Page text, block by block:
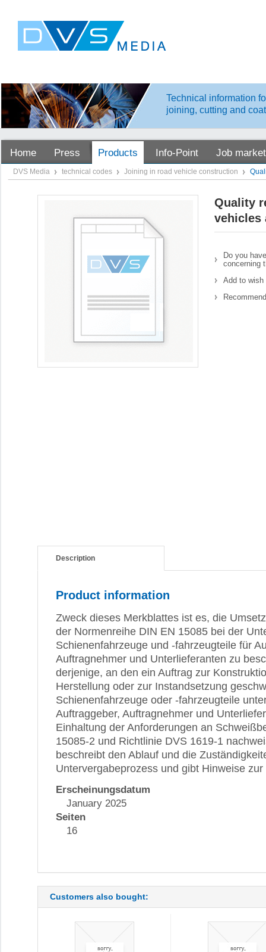
Technical information
joining, cutting and
Home Press Products Info-Point Job market
DVS Media technical codes Joining in road vehicle construction
Quality
vehicles
Do you
concerning
Add to wish
Description
Product information
Zweck dieses Merkblattes ist es, die
der Normenreihe DIN EN 15085 bei der
Schienenfahrzeuge und -fahrzeugteile für
Auftragnehmer und Unterlieferanten zu
derjenige, an den ein Auftrag zur
Herstellung oder zur Instandsetzung
Schienenfahrzeuge oder -fahrzeugteile
Auftraggeber, Auftragnehmer und
Einhaltung der Anforderungen an
15085-2 und Richtlinie DVS 1619-1
beschreibt den Ablauf und die
Untervergabeprozess und gibt Hinweise
Erscheinungsdatum
January 2025
Seiten
16
Customers also bought: